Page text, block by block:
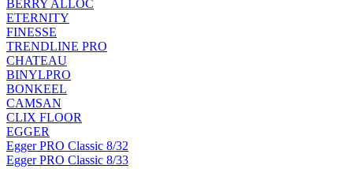
BERRY ALLOC
ETERNITY
FINESSE
TRENDLINE PRO
CHATEAU
BINYLPRO
BONKEEL
CAMSAN
CLIX FLOOR
EGGER
Egger PRO Classic 8/32
Egger PRO Classic 8/33